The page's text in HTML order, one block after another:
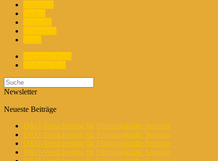
Newsletter
Neueste Beiträge
D&O-Versicherung für Führungskräfte Seminar
D&O-Versicherung für Führungskräfte Seminar
D&O-Versicherung für Führungskräfte Seminar
D&O-Versicherung für Führungskräfte Seminar